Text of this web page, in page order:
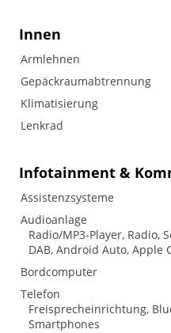
Innen
Armlehnen
Gepäckraumabtrennung
Klimatisierung
Lenkrad
Infotainment &
Assistenzsysteme
Audioanlage
Radio/MP3-Player, Radio,
DAB, Android Auto, Apple
Bordcomputer
Telefon
Freisprecheinrichtung,
Smartphones